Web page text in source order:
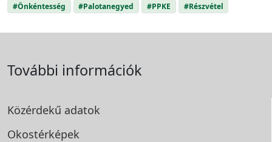
#Önkéntesség #Palotanegyed #PPKE #Részvétel
További információk
Közérdekű adatok
Okostérképek